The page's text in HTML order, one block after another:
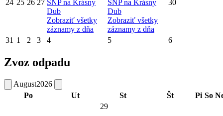
24 25 26 27 SNP na Krásny
Dub
Zobraziť všetky
záznamy z dňa
SNP na Krásny
Dub
Zobraziť všetky
záznamy z dňa
30
31 1 2 3 4 5 6
Zvoz odpadu
August2026
Po
Ut St Št Pi So
29